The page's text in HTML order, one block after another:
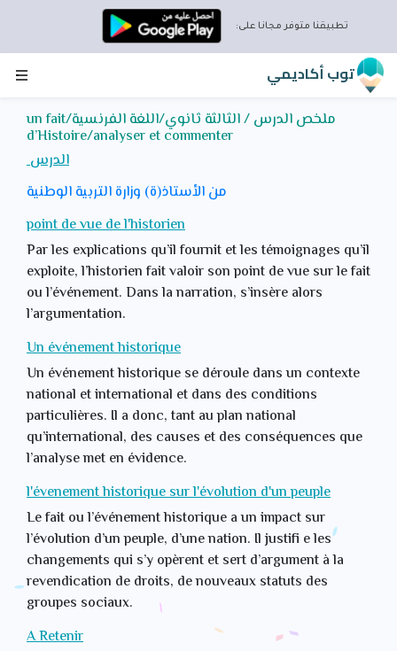
تطبيقنا متوفر مجانا على:
توب أكاديمي
ملخص الدرس / الثالثة ثانوي/اللغة الفرنسية/un fait
d’Histoire/analyser et commenter
الدرس
من الأستاذ(ة) وزارة التربية الوطنية
point de vue de l'historien
Par les explications qu’il fournit et les témoignages qu’il
exploite, l’historien fait valoir son point de vue sur le fait
ou l’événement. Dans la narration, s’insère alors
l’argumentation.
Un événement historique
Un événement historique se déroule dans un contexte
national et international et dans des conditions
particulières. Il a donc, tant au plan national
qu’international, des causes et des conséquences que
l’analyse met en évidence.
l'évenement historique sur l'évolution d'un peuple
Le fait ou l’événement historique a un impact sur
l’évolution d’un peuple, d’une nation. Il justifi e les
changements qui s’y opèrent et sert d’argument à la
revendication de droits, de nouveaux statuts des
groupes sociaux.
A Retenir